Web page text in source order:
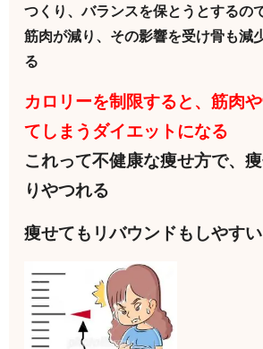
つくり、バランスを保とうとするの
筋肉が減り、その影響を受け骨も減
る
カロリーを制限すると、筋肉
てしまうダイエットになる
これって不健康な痩せ方で、
りやつれる
痩せてもリバウンドもしやすい